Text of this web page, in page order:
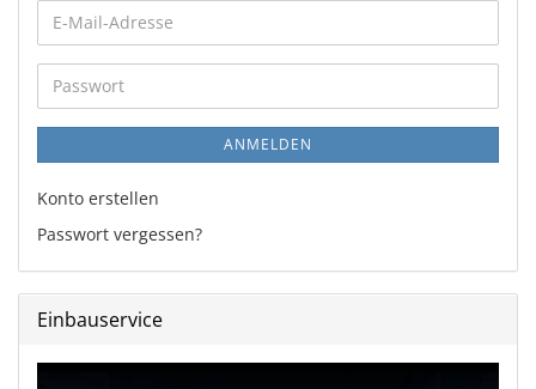
E-
Mail-
Adresse
Passwort
ANMELDEN
Konto erstellen
Passwort vergessen?
Einbauservice